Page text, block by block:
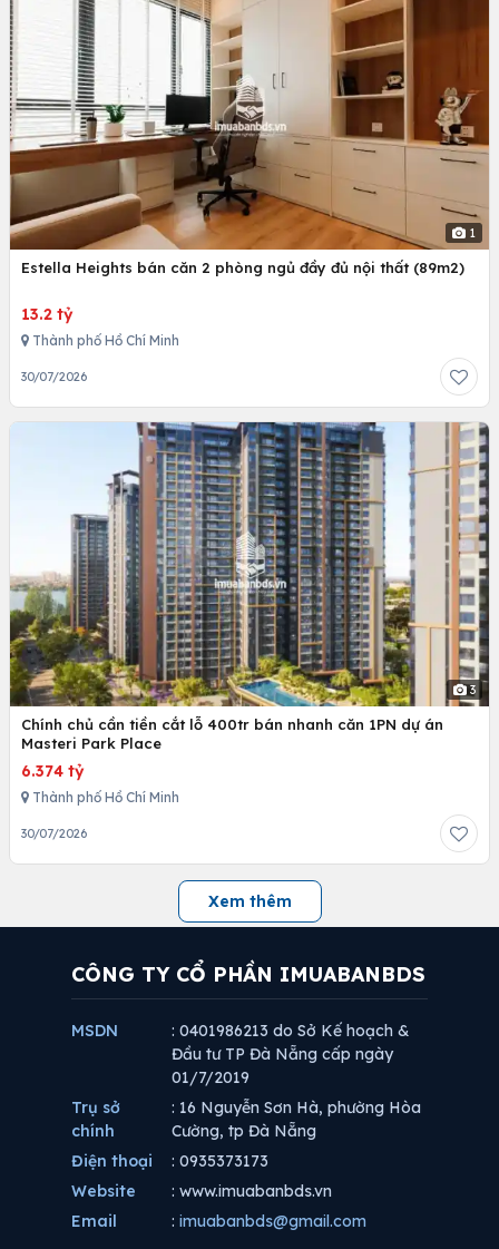
1
Estella Heights bán căn 2 phòng ngủ đầy đủ nội thất (89m2)
13.2 tỷ
Thành phố Hồ Chí Minh
30/07/2026
3
Chính chủ cần tiền cắt lỗ 400tr bán nhanh căn 1PN dự án
Masteri Park Place
6.374 tỷ
Thành phố Hồ Chí Minh
30/07/2026
Xem thêm
CÔNG TY CỔ PHẦN IMUABANBDS
MSDN
: 0401986213 do Sở Kế hoạch &
Đầu tư TP Đà Nẵng cấp ngày
01/7/2019
Trụ sở
chính
: 16 Nguyễn Sơn Hà, phường Hòa
Cường, tp Đà Nẵng
Điện thoại
: 0935373173
Website
: www.imuabanbds.vn
Email
: imuabanbds@gmail.com